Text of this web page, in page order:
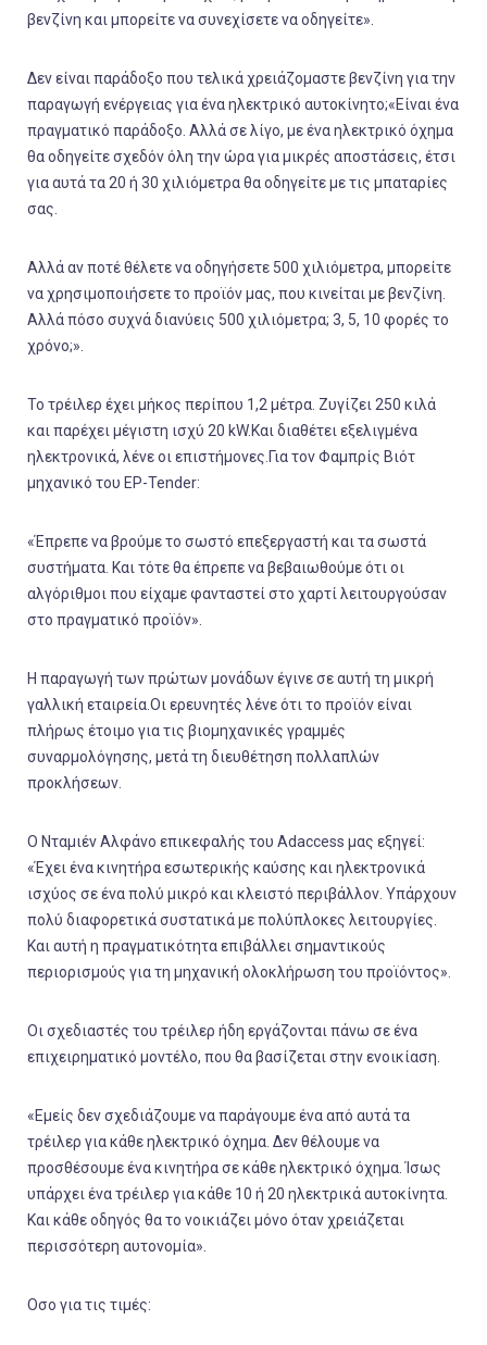
βενζίνη και μπορείτε να συνεχίσετε να οδηγείτε».
Δεν είναι παράδοξο που τελικά χρειάζομαστε βενζίνη για την
παραγωγή ενέργειας για ένα ηλεκτρικό αυτοκίνητο;«Είναι ένα
πραγματικό παράδοξο. Αλλά σε λίγο, με ένα ηλεκτρικό όχημα
θα οδηγείτε σχεδόν όλη την ώρα για μικρές αποστάσεις, έτσι
για αυτά τα 20 ή 30 χιλιόμετρα θα οδηγείτε με τις μπαταρίες
σας.
Αλλά αν ποτέ θέλετε να οδηγήσετε 500 χιλιόμετρα, μπορείτε
να χρησιμοποιήσετε το προϊόν μας, που κινείται με βενζίνη.
Αλλά πόσο συχνά διανύεις 500 χιλιόμετρα; 3, 5, 10 φορές το
χρόνο;».
Το τρέιλερ έχει μήκος περίπου 1,2 μέτρα. Ζυγίζει 250 κιλά
και παρέχει μέγιστη ισχύ 20 kW.Και διαθέτει εξελιγμένα
ηλεκτρονικά, λένε οι επιστήμονες.Για τον Φαμπρίς Βιότ
μηχανικό του EP-Tender:
«Έπρεπε να βρούμε το σωστό επεξεργαστή και τα σωστά
συστήματα. Και τότε θα έπρεπε να βεβαιωθούμε ότι οι
αλγόριθμοι που είχαμε φανταστεί στο χαρτί λειτουργούσαν
στο πραγματικό προϊόν».
Η παραγωγή των πρώτων μονάδων έγινε σε αυτή τη μικρή
γαλλική εταιρεία.Οι ερευνητές λένε ότι το προϊόν είναι
πλήρως έτοιμο για τις βιομηχανικές γραμμές
συναρμολόγησης, μετά τη διευθέτηση πολλαπλών
προκλήσεων.
Ο Νταμιέν Αλφάνο επικεφαλής του Adaccess μας εξηγεί:
«Έχει ένα κινητήρα εσωτερικής καύσης και ηλεκτρονικά
ισχύος σε ένα πολύ μικρό και κλειστό περιβάλλον. Υπάρχουν
πολύ διαφορετικά συστατικά με πολύπλοκες λειτουργίες.
Και αυτή η πραγματικότητα επιβάλλει σημαντικούς
περιορισμούς για τη μηχανική ολοκλήρωση του προϊόντος».
Οι σχεδιαστές του τρέιλερ ήδη εργάζονται πάνω σε ένα
επιχειρηματικό μοντέλο, που θα βασίζεται στην ενοικίαση.
«Εμείς δεν σχεδιάζουμε να παράγουμε ένα από αυτά τα
τρέιλερ για κάθε ηλεκτρικό όχημα. Δεν θέλουμε να
προσθέσουμε ένα κινητήρα σε κάθε ηλεκτρικό όχημα. Ίσως
υπάρχει ένα τρέιλερ για κάθε 10 ή 20 ηλεκτρικά αυτοκίνητα.
Και κάθε οδηγός θα το νοικιάζει μόνο όταν χρειάζεται
περισσότερη αυτονομία».
Οσο για τις τιμές: